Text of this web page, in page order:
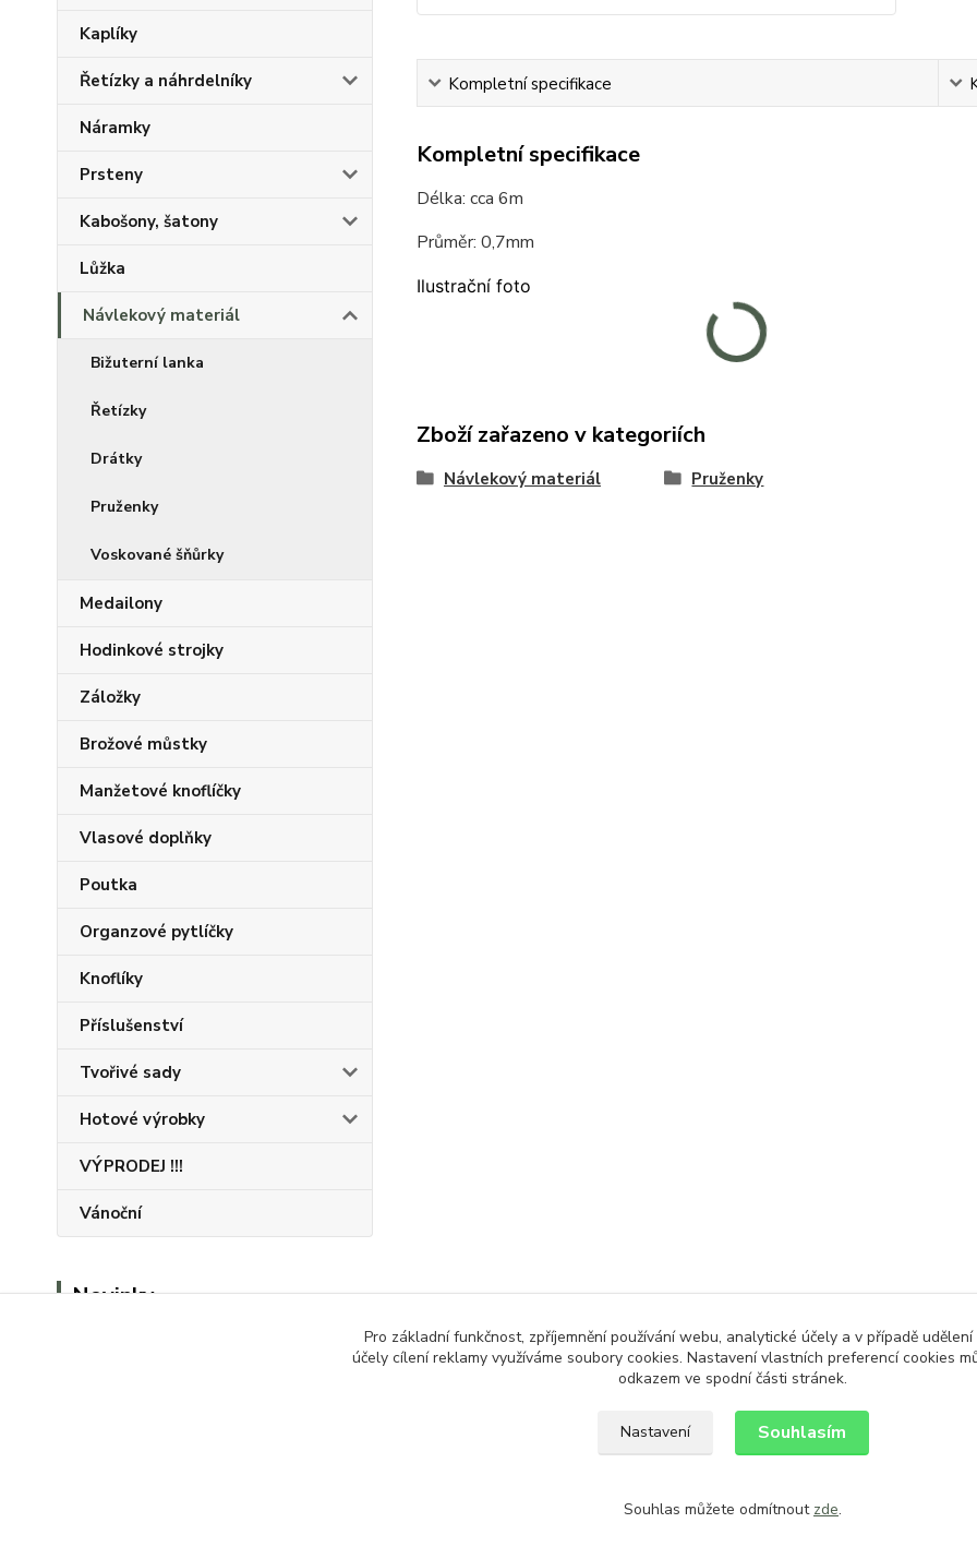
Kaplíky
Řetízky a náhrdelníky
Náramky
Prsteny
Kabošony, šatony
Lůžka
Návlekový materiál
Bižuterní lanka
Řetízky
Drátky
Pruženky
Voskované šňůrky
Medailony
Hodinkové strojky
Záložky
Brožové můstky
Manžetové knoflíčky
Vlasové doplňky
Poutka
Organzové pytlíčky
Knoflíky
Příslušenství
Tvořivé sady
Hotové výrobky
VÝPRODEJ !!!
Vánoční
Novinky
Kompletní specifikace
Kompletní specifikace
Délka: cca 6m
Průměr: 0,7mm
Ilustrační foto
Zboží zařazeno v kategoriích
Návlekový materiál Pruženky
Pro základní funkčnost, zpříjemnění používání webu, analytické účely a v případě
účely cílení reklamy využíváme soubory cookies. Nastavení vlastních preferencí cookies
odkazem ve spodní části stránek.
Nastavení Souhlasím
Souhlas můžete odmítnout zde.